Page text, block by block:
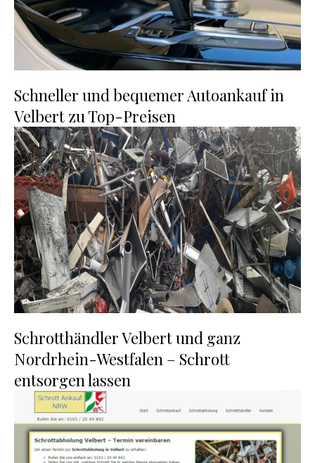
Schneller und bequemer Autoankauf in
Velbert zu Top-Preisen
Schrotthändler Velbert und ganz
Nordrhein-Westfalen – Schrott
entsorgen lassen